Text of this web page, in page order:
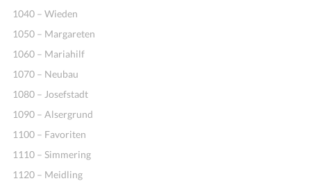
1040 – Wieden
1050 – Margareten
1060 – Mariahilf
1070 – Neubau
1080 – Josefstadt
1090 – Alsergrund
1100 – Favoriten
1110 – Simmering
1120 – Meidling